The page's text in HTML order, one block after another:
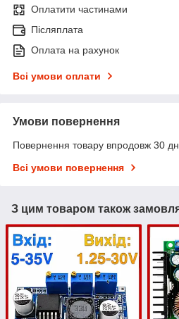
Оплатити частинами
Післяплата
Оплата на рахунок
Всі умови оплати
Умови повернення
Повернення товару впродовж 30
Всі умови повернення
З цим товаром також